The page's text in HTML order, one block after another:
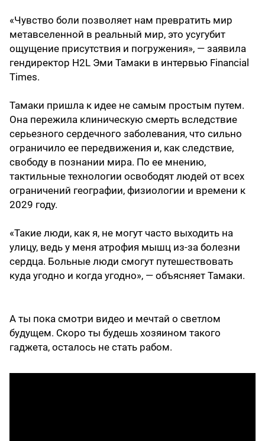
«Чувство боли позволяет нам превратить мир
метавселенной в реальный мир, это усугубит
ощущение присутствия и погружения», — заявила
гендиректор H2L Эми Тамаки в интервью Financial
Times.
Тамаки пришла к идее не самым простым путем.
Она пережила клиническую смерть вследствие
серьезного сердечного заболевания, что сильно
ограничило ее передвижения и, как следствие,
свободу в познании мира. По ее мнению,
тактильные технологии освободят людей от всех
ограничений географии, физиологии и времени к
2029 году.
«Такие люди, как я, не могут часто выходить на
улицу, ведь у меня атрофия мышц из-за болезни
сердца. Больные люди смогут путешествовать
куда угодно и когда угодно», — объясняет Тамаки.
А ты пока смотри видео и мечтай о светлом
будущем. Скоро ты будешь хозяином такого
гаджета, осталось не стать рабом.